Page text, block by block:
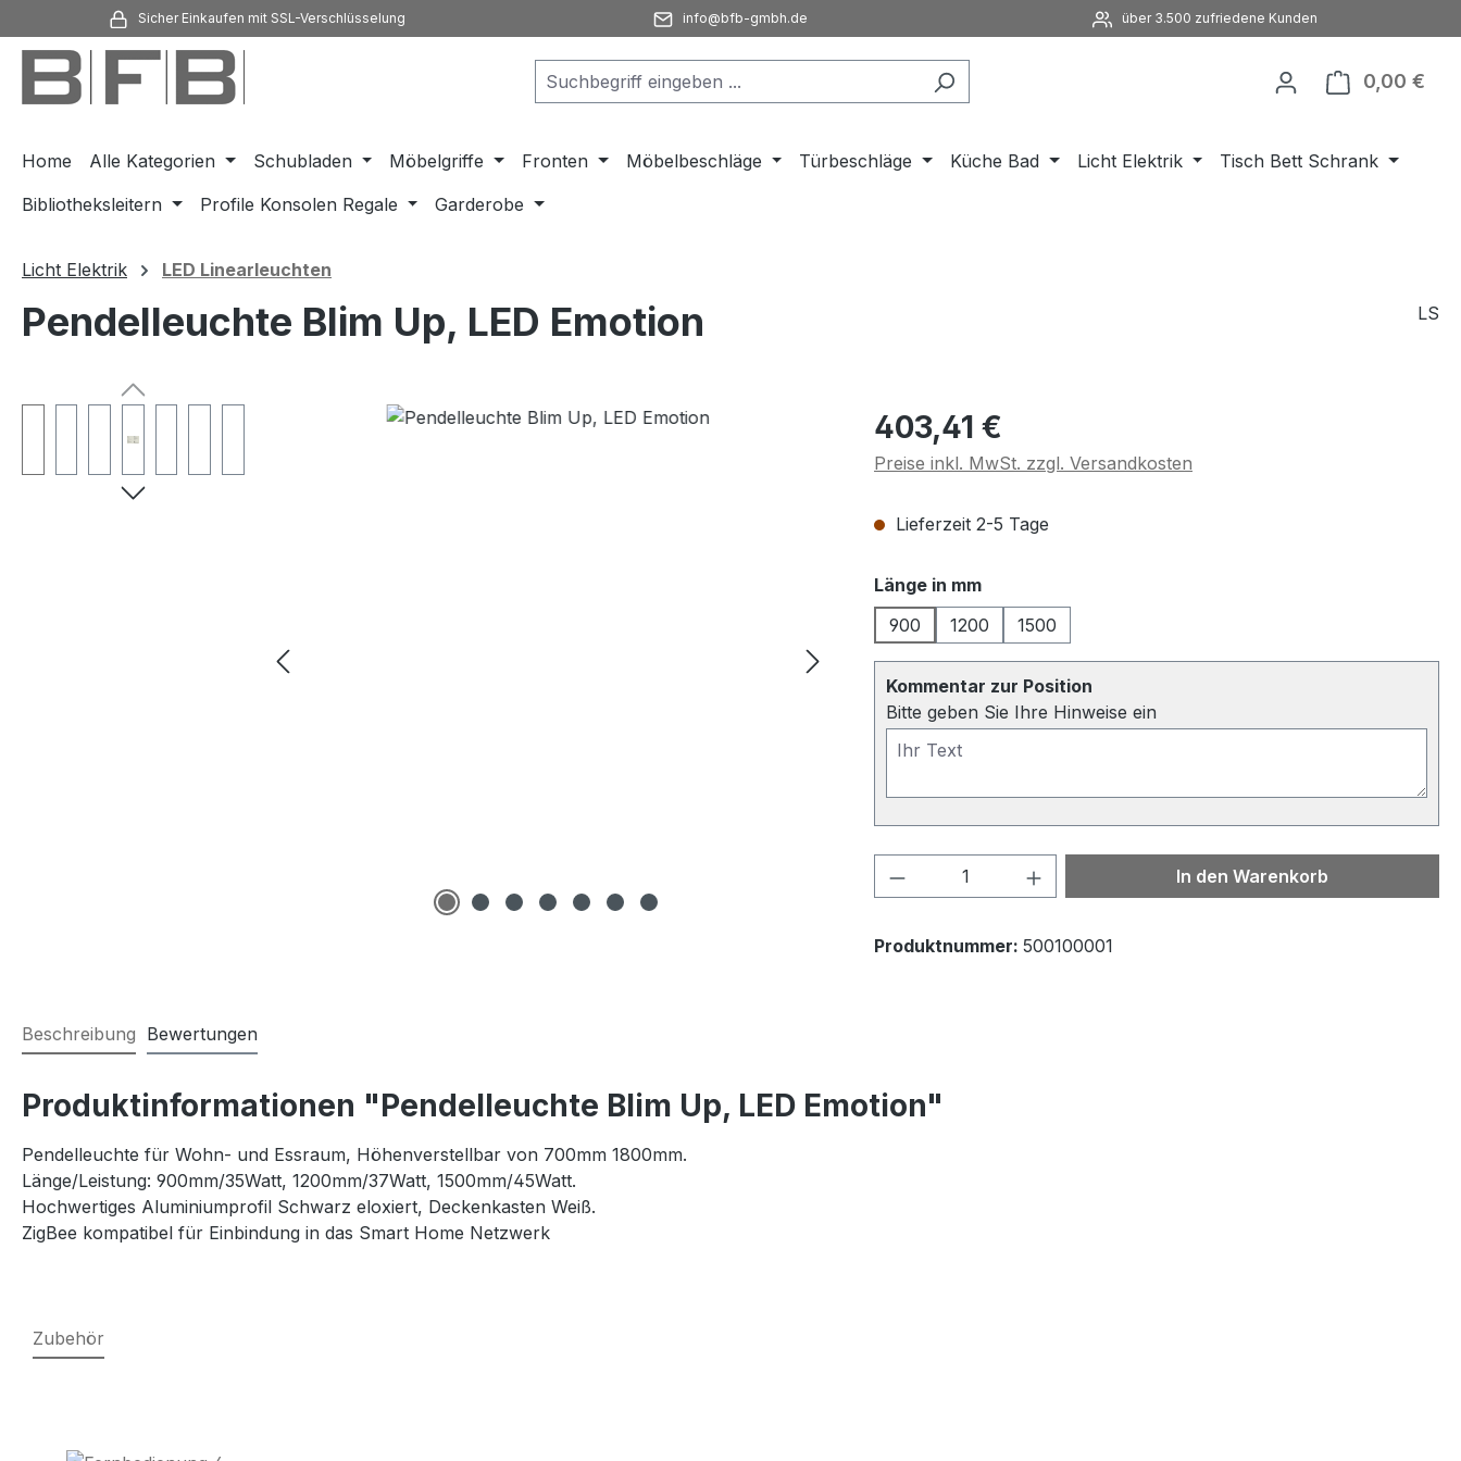
Hauptinhalt springen
Zur Suche springen
Zur Hauptnavigation springen
Sicher Einkaufen mit SSL-Verschlüsselung info@bfb-gmbh.de über 3.500 zufriedene Kunden
0,00 €
Home Alle Kategorien Schubladen Möbelgriffe Fronten Möbelbeschläge Türbeschläge Küche Bad Licht Elektrik
Tisch Bett Schrank
Bibliotheksleitern
Profile Konsolen Regale Garderobe
Licht Elektrik LED Linearleuchten
Pendelleuchte Blim Up, LED Emotion LS
Bildergalerie überspringen
Regulärer Preis:
403,41 €
Preise inkl. MwSt. zzgl. Versandkosten
Lieferzeit 2-5 Tage
Länge in mmauswählen
900
1200 1500
Kommentar zur Position
Bitte geben Sie Ihre Hinweise ein
Produkt Anzahl: Gib den gewünschten Wert
In den Warenkorb
Produktnummer: 500100001
Beschreibung Bewertungen
Produktinformationen "Pendelleuchte Blim Up, LED Emotion"
Pendelleuchte für Wohn- und Essraum, Höhenverstellbar von 700mm 1800mm.
Länge/Leistung: 900mm/35Watt, 1200mm/37Watt, 1500mm/45Watt.
Hochwertiges Aluminiumprofil Schwarz eloxiert, Deckenkasten Weiß.
ZigBee kompatibel für Einbindung in das Smart Home Netzwerk
Zubehör